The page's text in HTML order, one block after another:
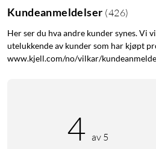
Kundeanmeldelser (426)
Her ser du hva andre kunder synes. Vi
utelukkende av kunder som har kjøpt
www.kjell.com/no/vilkar/
4 av 5